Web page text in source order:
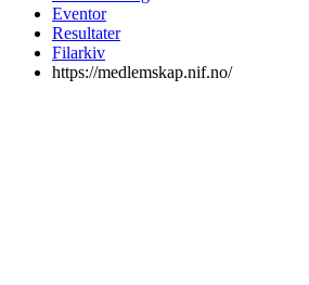
Eventor
Resultater
Filarkiv
https://medlemskap.nif.no/